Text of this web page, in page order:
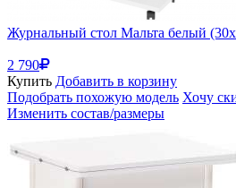
Журнальный стол Мальта белый
2 790
Купить Добавить в корзину
Подобрать похожую модель Хочу
Изменить состав/размеры